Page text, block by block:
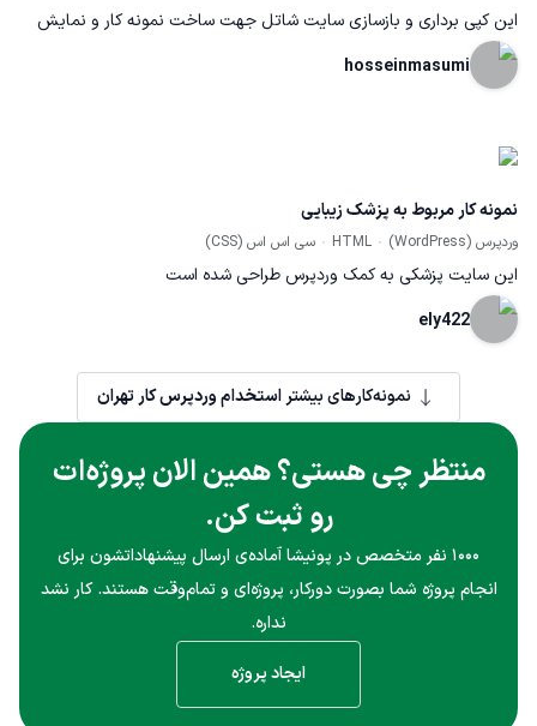
این کپی برداری و بازسازی سایت شاتل جهت ساخت نمونه کار و نمایش
مهارتم در این حرفه ساخته شده
hosseinmasumi
نمونه کار مربوط به پزشک زیبایی
وردپرس (WordPress) HTML سی اس اس (CSS)
این سایت پزشکی به کمک وردپرس طراحی شده است
ely422
نمونه‌کارهای بیشتر استخدام وردپرس کار تهران
منتظر چی هستی؟ همین الان پروژه‌ات
رو ثبت کن.
۱۰۰۰ نفر متخصص در پونیشا آماده‌ی ارسال پیشنهاداتشون برای
انجام پروژه شما بصورت دورکار، پروژه‌ای و تمام‌وقت هستند. کار نشد
نداره.
ایجاد پروژه